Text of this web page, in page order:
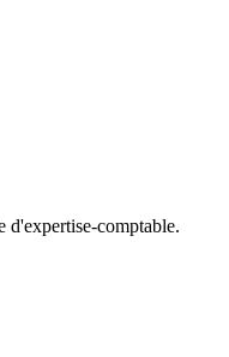
d'expertise-comptable.